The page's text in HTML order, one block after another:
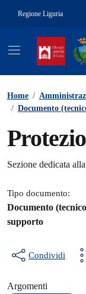
Regione Liguria
Home /
/ Documento
Dettagli
Sezione dedicata
Tipo documento:
Documento
supporto
Condividi
Argomenti